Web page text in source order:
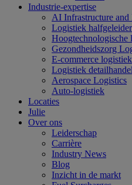
Industrie-expertise
AI Infrastructure
Logistiek
Hoogtechnologische
Gezondheidszorg
E-commerce logistiek
Logistiek detailhandel
Aerospace Logistics
Auto-logistiek
Locaties
Julie
Over ons
Leiderschap
Carrière
Industry News
Blog
Inzicht in de markt